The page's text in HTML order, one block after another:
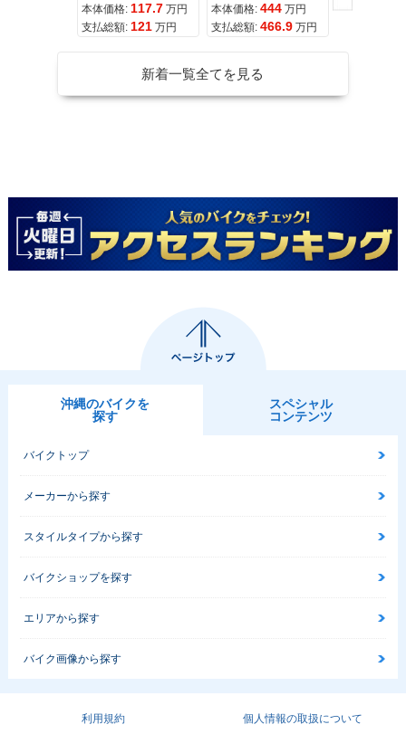
本体価格: 117.7 万円
支払総額: 121 万円
本体価格: 444 万円
支払総額: 466.9 万円
本体価格:
新着一覧全てを見る
沖縄のバイクを
探す
スペシャル
コンテンツ
バイクトップ
メーカーから探す
スタイルタイプから探す
バイクショップを探す
エリアから探す
バイク画像から探す
利用規約 個人情報の取扱について